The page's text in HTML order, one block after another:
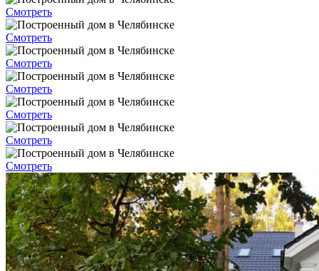
Смотреть
Смотреть
Смотреть
Смотреть
Смотреть
Смотреть
Смотреть